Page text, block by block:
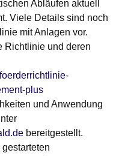
Abläufen aktuell
Viele Details sind noch
mit Anlagen vor.
Richtlinie und deren
plus
und Anwendung
bereitgestellt.